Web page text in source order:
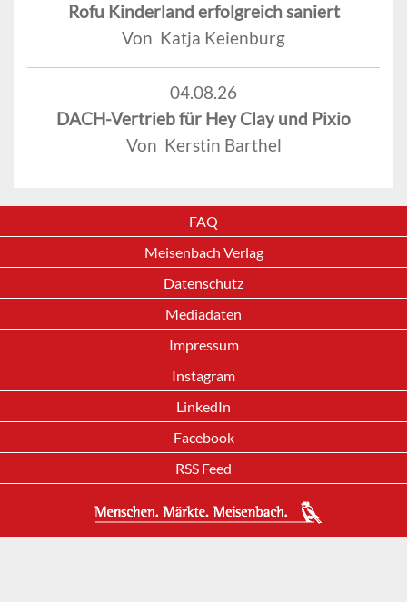
Rofu Kinderland erfolgreich saniert
Von Katja Keienburg
04.08.26
DACH-Vertrieb für Hey Clay und Pixio
Von Kerstin Barthel
FAQ
Meisenbach Verlag
Datenschutz
Mediadaten
Impressum
Instagram
LinkedIn
Facebook
RSS Feed